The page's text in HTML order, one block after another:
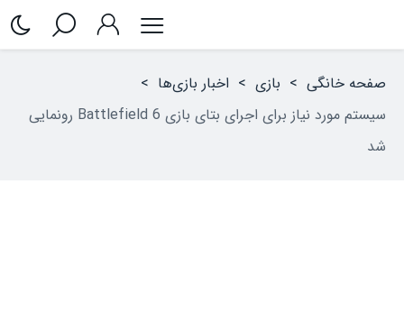
صفحه خانگی > بازی > اخبار بازی‌ها >
سیستم مورد نیاز برای اجرای بتای بازی Battlefield 6 رونمایی
شد